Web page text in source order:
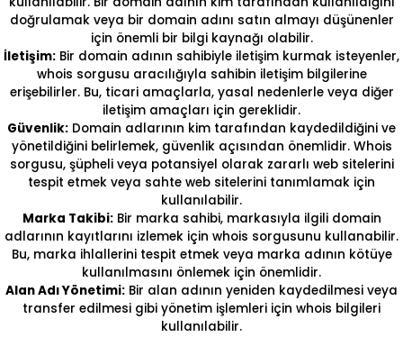
doğrulamak veya bir domain adını satın almayı düşünenler
için önemli bir bilgi kaynağı olabilir.
İletişim: Bir domain adının sahibiyle iletişim kurmak isteyenler,
whois sorgusu aracılığıyla sahibin iletişim bilgilerine
erişebilirler. Bu, ticari amaçlarla, yasal nedenlerle veya diğer
iletişim amaçları için gereklidir.
Güvenlik: Domain adlarının kim tarafından kaydedildiğini ve
yönetildiğini belirlemek, güvenlik açısından önemlidir. Whois
sorgusu, şüpheli veya potansiyel olarak zararlı web sitelerini
tespit etmek veya sahte web sitelerini tanımlamak için
kullanılabilir.
Marka Takibi:Bir marka sahibi, markasıyla ilgili domain
adlarının kayıtlarını izlemek için whois sorgusunu kullanabilir.
Bu, marka ihlallerini tespit etmek veya marka adının kötüye
kullanılmasını önlemek için önemlidir.
Alan Adı Yönetimi: Bir alan adının yeniden kaydedilmesi veya
transfer edilmesi gibi yönetim işlemleri için whois bilgileri
kullanılabilir.